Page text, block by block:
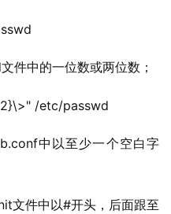
文件中的一位数或两位数；
/etc/passwd
中以至少一个空白字
文件中以#开头，后面跟至